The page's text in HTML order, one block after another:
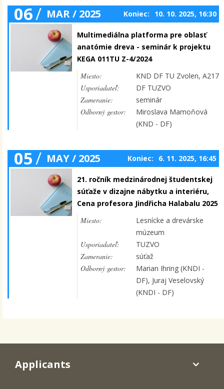
06/ MAR / 2025 Koniec: 10. 10. 2025, 16:30
Multimediálna platforma pre oblasť
anatómie dreva - seminár k projektu
KEGA 011TU Z-4/2024
Miesto:
KND DF TU Zvolen, A217
Usporiadateľ:
DF TUZVO
Zameranie:
seminár
Odborný gestor:
Miroslava Mamoňová
(KND - DF)
05/ MAY / 2025 Koniec: 6. 11. 2025, 16:45
21. ročník medzinárodnej študentskej
súťaže v dizajne nábytku a interiéru,
Cena profesora Jindřicha Halabalu 2025
Miesto:
Lesnícke a drevárske
múzeum
Usporiadateľ:
TUZVO
Zameranie:
súťaž
Odborný gestor:
Marian Ihring (KNDI -
DF), Juraj Veselovský
(KNDI - DF)
Applicants